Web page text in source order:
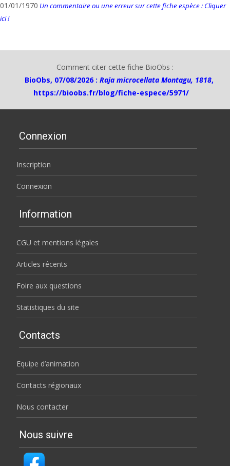
01/01/1970 Un commentaire ou une erreur sur cette fiche espèce : Cliquer
ici !
Comment citer cette fiche BioObs :
BioObs, 07/08/2026 : Raja microcellata Montagu, 1818,
https://bioobs.fr/blog/fiche-espece/5971/
Connexion
Inscription
Connexion
Information
CGU et mentions légales
Articles récents
Foire aux questions
Statistiques du site
Contacts
Equipe d’animation
Contacts régionaux
Nous contacter
Nous suivre